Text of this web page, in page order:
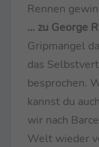
Rennen
… zu George
Gripmangel
das
besprochen.
kannst du
wir nach
Welt wieder